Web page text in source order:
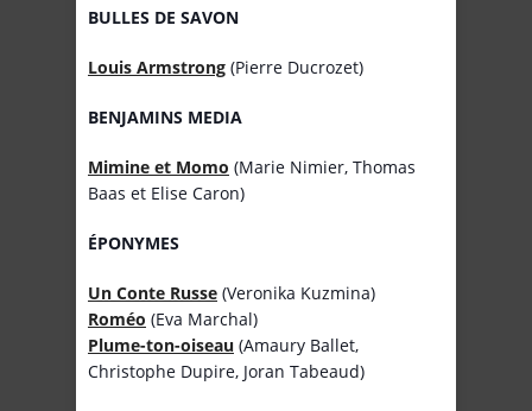
BULLES DE SAVON
Louis Armstrong (Pierre Ducrozet)
BENJAMINS MEDIA
Mimine et Momo (Marie Nimier, Thomas
Baas et Elise Caron)
ÉPONYMES
Un Conte Russe (Veronika Kuzmina)
Roméo (Eva Marchal)
Plume-ton-oiseau (Amaury Ballet,
Christophe Dupire, Joran Tabeaud)